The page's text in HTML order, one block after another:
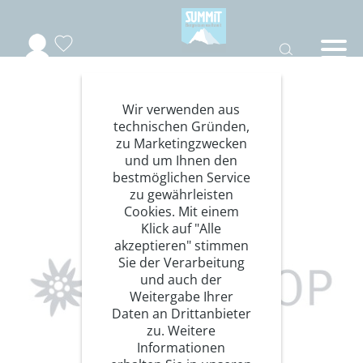
DAV-Shop
Premiumpartner
Wir verwenden aus
technischen Gründen,
zu Marketingzwecken
und um Ihnen den
bestmöglichen Service
zu gewährleisten
Cookies. Mit einem
Klick auf "Alle
akzeptieren" stimmen
Sie der Verarbeitung
und auch der
Weitergabe Ihrer
Daten an Drittanbieter
zu. Weitere
Informationen